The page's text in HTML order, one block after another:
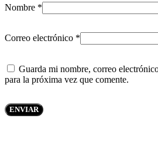
Nombre *
Correo electrónico *
Guarda mi nombre, correo
para la próxima vez que comente.